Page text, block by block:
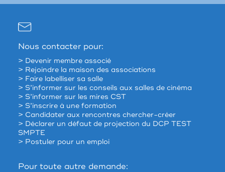
Nous contacter pour:
> Devenir membre associé
> Rejoindre la maison des associations
> Faire labelliser sa salle
> S’informer sur les conseils aux salles de cinéma
> S’informer sur les mires CST
> S’inscrire à une formation
> Candidater aux rencontres chercher-créer
> Déclarer un défaut de projection du DCP TEST
SMPTE
> Postuler pour un emploi
Pour toute autre demande: